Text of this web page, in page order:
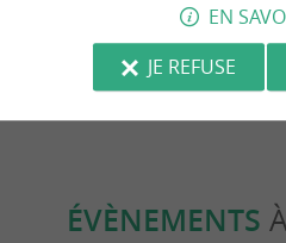
167 m - Rochefort
ÉVÈNEMENTS
EN
JE REFUSE